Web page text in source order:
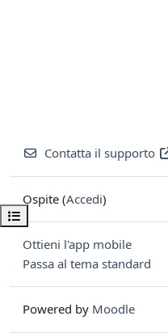
Apri indice del corso
Contatta il supporto
Ospite (Accedi)
Ottieni l'app mobile
Passa al tema standard
Powered by Moodle